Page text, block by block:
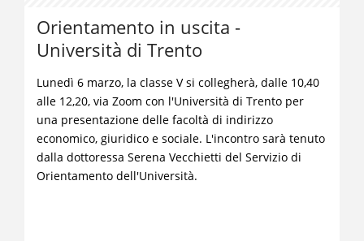
Orientamento in uscita -
Università di Trento
Lunedì 6 marzo, la classe V si collegherà, dalle 10,40
alle 12,20, via Zoom con l'Università di Trento per
una presentazione delle facoltà di indirizzo
economico, giuridico e sociale. L'incontro sarà tenuto
dalla dottoressa Serena Vecchietti del Servizio di
Orientamento dell'Università.